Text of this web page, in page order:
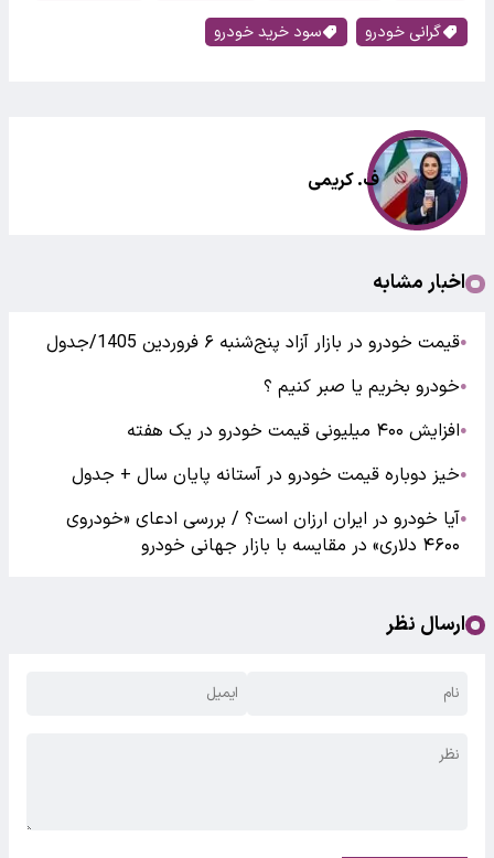
گرانی خودرو
سود خرید خودرو
ف. کریمی
اخبار مشابه
●قیمت خودرو در بازار آزاد پنج‌شنبه ۶ فروردین 1405/جدول
●خودرو بخریم یا صبر کنیم ؟
●افزایش ۴۰۰ میلیونی قیمت خودرو در یک هفته
●خیز دوباره قیمت‌ خودرو در آستانه پایان سال + جدول
●آیا خودرو در ایران ارزان است؟ / بررسی ادعای «خودروی
۴۶۰۰ دلاری» در مقایسه با بازار جهانی خودرو
ارسال نظر